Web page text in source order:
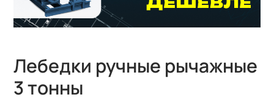
Лебедки ручные рычажные
3 тонны